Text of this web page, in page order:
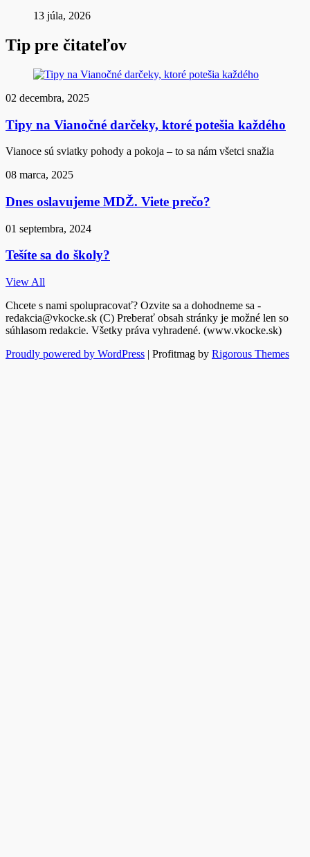
13 júla, 2026
Tip pre čitateľov
02 decembra, 2025
Tipy na Vianočné darčeky, ktoré potešia každého
Vianoce sú sviatky pohody a pokoja – to sa nám všetci snažia
08 marca, 2025
Dnes oslavujeme MDŽ. Viete prečo?
01 septembra, 2024
Tešíte sa do školy?
View All
Chcete s nami spolupracovať? Ozvite sa a dohodneme sa -
redakcia@vkocke.sk (C) Preberať obsah stránky je možné len so
súhlasom redakcie. Všetky práva vyhradené. (www.vkocke.sk)
Proudly powered by WordPress | Profitmag by Rigorous Themes